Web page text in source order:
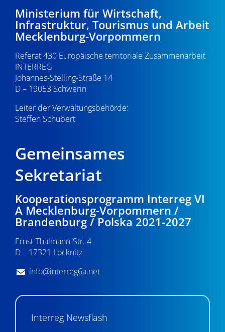
A
s
N
a
a
g
t
u
n
g
e
n
Ministerium für Wirtschaft,
Infrastruktur, Tourismus und Arbeit
Mecklenburg-Vorpommern
Referat 430 Europäische territoriale Zusammenarbeit
INTERREG
Johannes-Stelling-Straße 14
D – 19053 Schwerin
Leiter der Verwaltungsbehörde:
Steffen Schubert
Gemeinsames
Sekretariat
Kooperationsprogramm Interreg VI
A Mecklenburg-Vorpommern /
Brandenburg / Polska 2021-2027
Ernst-Thälmann-Str. 4
D – 17321 Löcknitz
info@interreg6a.net
Interreg Newsflash